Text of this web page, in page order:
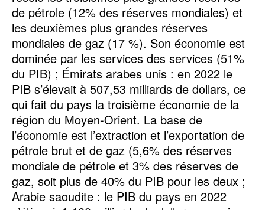
de pétrole (12% des réserves mondiales) et
les deuxièmes plus grandes réserves
mondiales de gaz (17 %). Son économie est
dominée par les services des services (51%
du PIB) ; Émirats arabes unis : en 2022 le
PIB s’élevait à 507,53 milliards de dollars, ce
qui fait du pays la troisième économie de la
région du Moyen-Orient. La base de
l’économie est l’extraction et l’exportation de
pétrole brut et de gaz (5,6% des réserves
mondiale de pétrole et 3% des réserves de
gaz, soit plus de 40% du PIB pour les deux ;
Arabie saoudite : le PIB du pays en 2022